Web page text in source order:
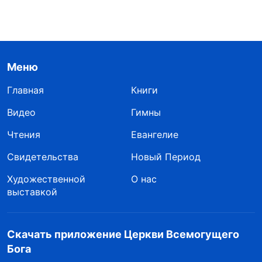
Меню
Главная
Книги
Видео
Гимны
Чтения
Евангелие
Свидетельства
Новый Период
Художественной
выставкой
О нас
Скачать приложение Церкви Всемогущего
Бога